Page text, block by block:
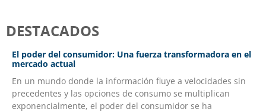
DESTACADOS
El poder del consumidor: Una fuerza transformadora en el
mercado actual
En un mundo donde la información fluye a velocidades sin
precedentes y las opciones de consumo se multiplican
exponencialmente, el poder del consumidor se ha